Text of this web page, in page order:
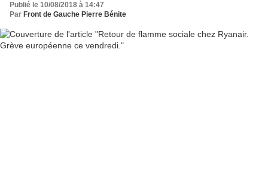
Publié le 10/08/2018 à 14:47
Par Front de Gauche Pierre Bénite